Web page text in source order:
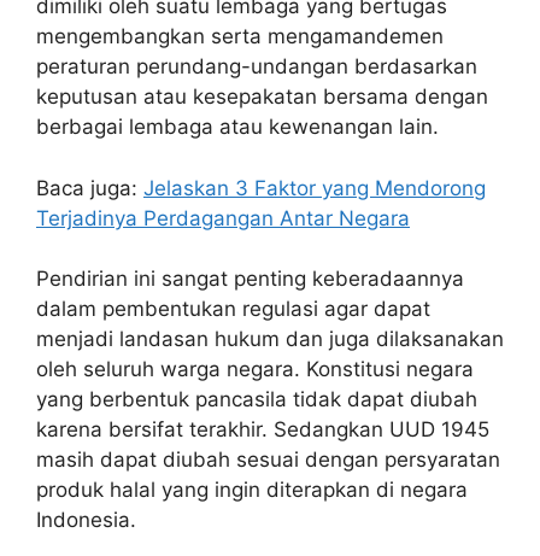
dimiliki oleh suatu lembaga yang bertugas
mengembangkan serta mengamandemen
peraturan perundang-undangan berdasarkan
keputusan atau kesepakatan bersama dengan
berbagai lembaga atau kewenangan lain.
Baca juga: Jelaskan 3 Faktor yang Mendorong
Terjadinya Perdagangan Antar Negara
Pendirian ini sangat penting keberadaannya
dalam pembentukan regulasi agar dapat
menjadi landasan hukum dan juga dilaksanakan
oleh seluruh warga negara. Konstitusi negara
yang berbentuk pancasila tidak dapat diubah
karena bersifat terakhir. Sedangkan UUD 1945
masih dapat diubah sesuai dengan persyaratan
produk halal yang ingin diterapkan di negara
Indonesia.